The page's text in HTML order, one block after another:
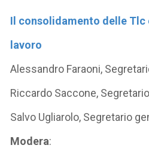
Il consolidamento delle Tlc
lavoro
Alessandro Faraoni,
Riccardo Saccone,
Salvo Ugliarolo, Segretario
Modera: